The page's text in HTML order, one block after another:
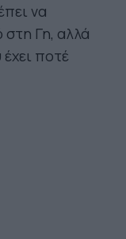
να
Γη, αλλά
ποτέ